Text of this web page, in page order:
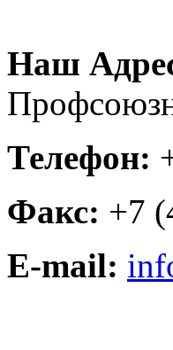
Наш
Телефон:
Факс: +7
E-mail: